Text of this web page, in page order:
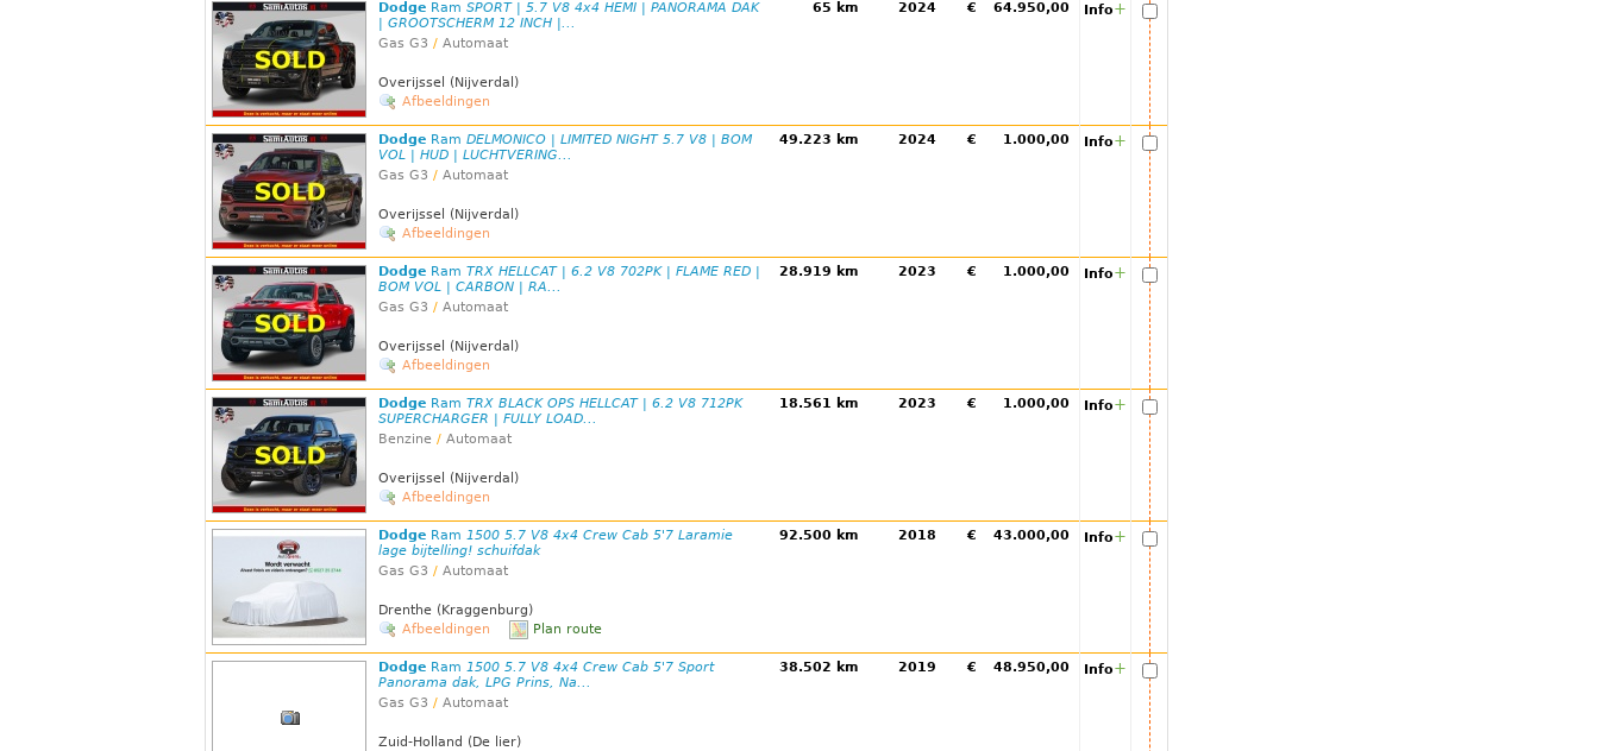
Dodge Ram SPORT | 5.7 V8 4x4 HEMI | PANORAMA DAK
| GROOTSCHERM 12 INCH |...
Gas G3 / Automaat
Overijssel (Nijverdal)
Afbeeldingen
65 km 2024 € 64.950,00 Info+
Dodge Ram DELMONICO | LIMITED NIGHT 5.7 V8 | BOM
VOL | HUD | LUCHTVERING...
Gas G3 / Automaat
Overijssel (Nijverdal)
Afbeeldingen
49.223 km 2024 € 1.000,00 Info+
Dodge Ram TRX HELLCAT | 6.2 V8 702PK | FLAME RED |
BOM VOL | CARBON | RA...
Gas G3 / Automaat
Overijssel (Nijverdal)
Afbeeldingen
28.919 km 2023 € 1.000,00 Info+
Dodge Ram TRX BLACK OPS HELLCAT | 6.2 V8 712PK
SUPERCHARGER | FULLY LOAD...
Benzine / Automaat
Overijssel (Nijverdal)
Afbeeldingen
18.561 km 2023 € 1.000,00 Info+
Dodge Ram 1500 5.7 V8 4x4 Crew Cab 5'7 Laramie
lage bijtelling! schuifdak
Gas G3 / Automaat
Drenthe (Kraggenburg)
Afbeeldingen
Plan route
92.500 km 2018 € 43.000,00 Info+
Dodge Ram 1500 5.7 V8 4x4 Crew Cab 5'7 Sport
Panorama dak, LPG Prins, Na...
Gas G3 / Automaat
Zuid-Holland (De lier)
38.502 km 2019 € 48.950,00 Info+